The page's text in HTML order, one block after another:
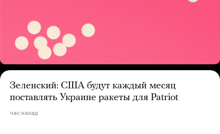
Зеленский: США будут каждый месяц
поставлять Украине ракеты для Patriot
час назад